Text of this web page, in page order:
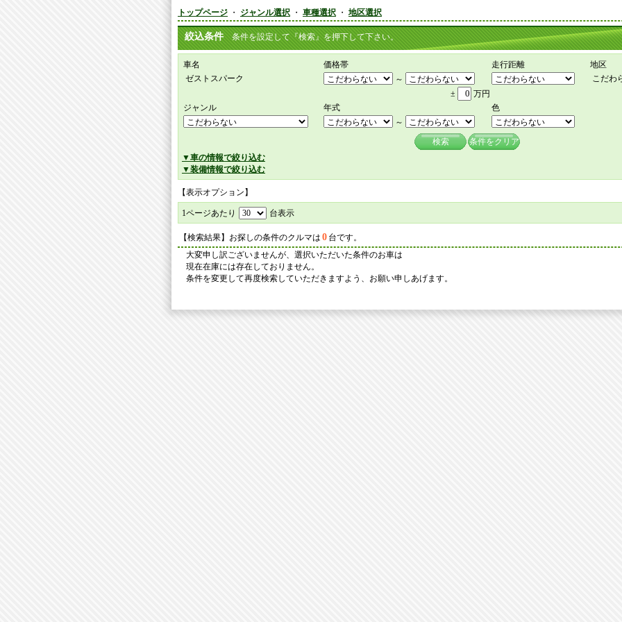
トップページ ・ ジャンル選択 ・ 車種選択 ・ 地区選択
絞込条件 条件を設定して『検索』を押下して下さい。
車名 価格帯 走行距離
地区
ゼストスパーク
～
こだわ
±
万円
ジャンル
年式
色
～
検索
条件をクリア
▼車の情報で絞り込む
▼装備情報で絞り込む
【表示オプション】
1ページあたり 台表示
【検索結果】お探しの条件のクルマは 0 台です。
大変申し訳ございませんが、選択いただいた条件のお車は
現在在庫には存在しておりません。
条件を変更して再度検索していただきますよう、お願い申しあげます。